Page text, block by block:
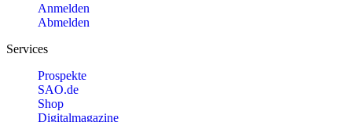
Anmelden
Abmelden
Services
Prospekte
SAO.de
Shop
Digitalmagazine